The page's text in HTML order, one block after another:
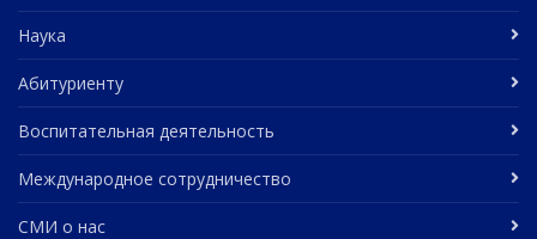
Наука
Абитуриенту
Воспитательная деятельность
Международное сотрудничество
СМИ о нас